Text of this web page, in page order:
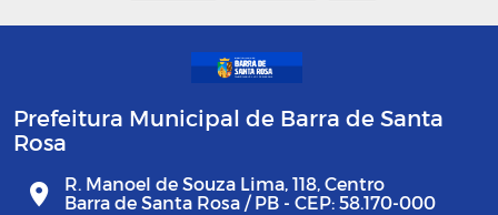
Prefeitura Municipal de Barra de Santa
Rosa
R. Manoel de Souza Lima, 118, Centro
Barra de Santa Rosa / PB - CEP: 58.170-000